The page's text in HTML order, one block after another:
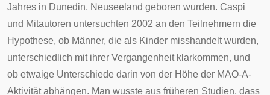
Jahres in Dunedin, Neuseeland geboren wurden. Caspi
und Mitautoren untersuchten 2002 an den Teilnehmern die
Hypothese, ob Männer, die als Kinder misshandelt wurden,
unterschiedlich mit ihrer Vergangenheit klarkommen, und
ob etwaige Unterschiede darin von der Höhe der MAO-A-
Aktivität abhängen. Man wusste aus früheren Studien, dass